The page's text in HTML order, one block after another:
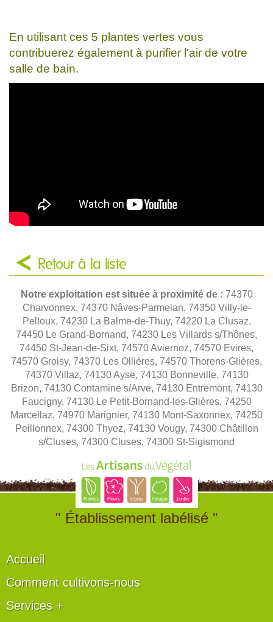
En utilisant ces 5 plantes vertes vous
contribuerez également à purifier l'air de votre
salle de bain.
Retour à la liste
Notre exploitation est située à proximité de : 74370
Charvonnex, 74370 Nâves-Parmelan, 74350 Villy-le-
Pelloux, 74230 La Balme-de-Thuy, 74220 La Clusaz,
74450 Le Grand-Bornand, 74230 Les Villards s/Thônes,
74450 St-Jean-de-Sixt, 74570 Aviernoz, 74570 Evires,
74570 Groisy, 74370 Les Ollières, 74570 Thorens-Glières,
74370 Villaz, 74130 Ayse, 74130 Bonneville, 74130
Brizon, 74130 Contamine s/Arve, 74130 Entremont, 74130
Faucigny, 74130 Le Petit-Bornand-les-Glières, 74250
Marcellaz, 74970 Marignier, 74130 Mont-Saxonnex, 74250
Peillonnex, 74300 Thyez, 74130 Vougy, 74300 Châtillon
s/Cluses, 74300 Cluses, 74300 St-Sigismond
" Établissement labélisé "
Accueil
Comment cultivons-nous
Services +